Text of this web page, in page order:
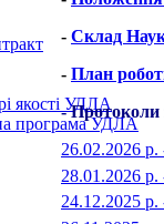
якості УДЛА
програма УДЛА
- Склад
- План
- Протоколи
26.02.2026
28.01.2026
24.12.2025